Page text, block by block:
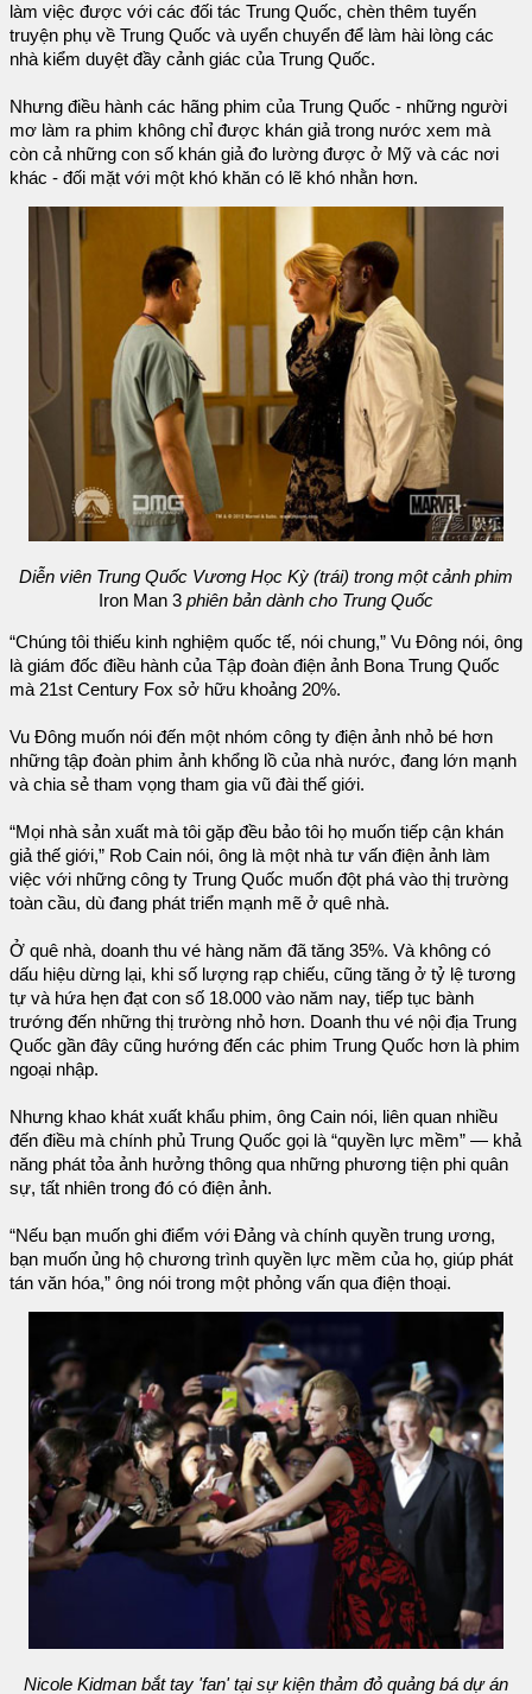
làm việc được với các đối tác Trung Quốc, chèn thêm tuyến
truyện phụ về Trung Quốc và uyển chuyển để làm hài lòng các
nhà kiểm duyệt đầy cảnh giác của Trung Quốc.
Nhưng điều hành các hãng phim của Trung Quốc - những người
mơ làm ra phim không chỉ được khán giả trong nước xem mà
còn cả những con số khán giả đo lường được ở Mỹ và các nơi
khác - đối mặt với một khó khăn có lẽ khó nhằn hơn.
Diễn viên Trung Quốc Vương Học Kỳ (trái) trong một cảnh phim
Iron Man 3 phiên bản dành cho Trung Quốc
“Chúng tôi thiếu kinh nghiệm quốc tế, nói chung,” Vu Đông nói, ông
là giám đốc điều hành của Tập đoàn điện ảnh Bona Trung Quốc
mà 21st Century Fox sở hữu khoảng 20%.
Vu Đông muốn nói đến một nhóm công ty điện ảnh nhỏ bé hơn
những tập đoàn phim ảnh khổng lồ của nhà nước, đang lớn mạnh
và chia sẻ tham vọng tham gia vũ đài thế giới.
“Mọi nhà sản xuất mà tôi gặp đều bảo tôi họ muốn tiếp cận khán
giả thế giới,” Rob Cain nói, ông là một nhà tư vấn điện ảnh làm
việc với những công ty Trung Quốc muốn đột phá vào thị trường
toàn cầu, dù đang phát triển mạnh mẽ ở quê nhà.
Ở quê nhà, doanh thu vé hàng năm đã tăng 35%. Và không có
dấu hiệu dừng lại, khi số lượng rạp chiếu, cũng tăng ở tỷ lệ tương
tự và hứa hẹn đạt con số 18.000 vào năm nay, tiếp tục bành
trướng đến những thị trường nhỏ hơn. Doanh thu vé nội địa Trung
Quốc gần đây cũng hướng đến các phim Trung Quốc hơn là phim
ngoại nhập.
Nhưng khao khát xuất khẩu phim, ông Cain nói, liên quan nhiều
đến điều mà chính phủ Trung Quốc gọi là “quyền lực mềm” — khả
năng phát tỏa ảnh hưởng thông qua những phương tiện phi quân
sự, tất nhiên trong đó có điện ảnh.
“Nếu bạn muốn ghi điểm với Đảng và chính quyền trung ương,
bạn muốn ủng hộ chương trình quyền lực mềm của họ, giúp phát
tán văn hóa,” ông nói trong một phỏng vấn qua điện thoại.
Nicole Kidman bắt tay 'fan' tại sự kiện thảm đỏ quảng bá dự án